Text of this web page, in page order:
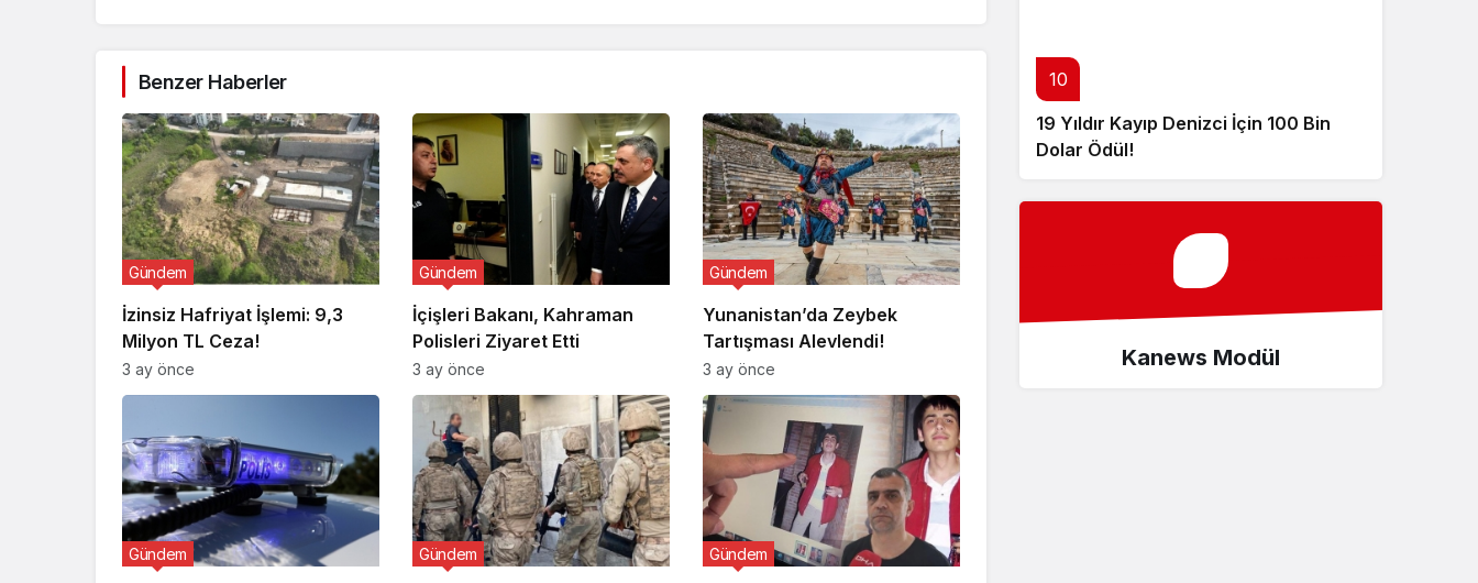
Benzer Haberler
İzinsiz Hafriyat İşlemi: 9,3
Milyon TL Ceza!
Gündem
3 ay önce
İçişleri Bakanı, Kahraman
Polisleri Ziyaret Etti
Gündem
3 ay önce
Yunanistan’da Zeybek
Tartışması Alevlendi!
Gündem
3 ay önce
Gündem Gündem Gündem
10
19 Yıldır Kayıp Denizci İçin 100 Bin
Dolar Ödül!
Kanews Modül